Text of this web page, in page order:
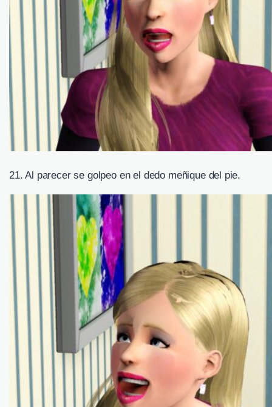
21. Al parecer se golpeo en el dedo meñique del pie.